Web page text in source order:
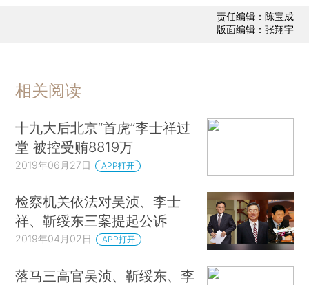
责任编辑：陈宝成
版面编辑：张翔宇
相关阅读
十九大后北京“首虎”李士祥过
堂 被控受贿8819万
2019年06月27日 APP打开
检察机关依法对吴浈、李士
祥、靳绥东三案提起公诉
2019年04月02日 APP打开
落马三高官吴浈、靳绥东、李